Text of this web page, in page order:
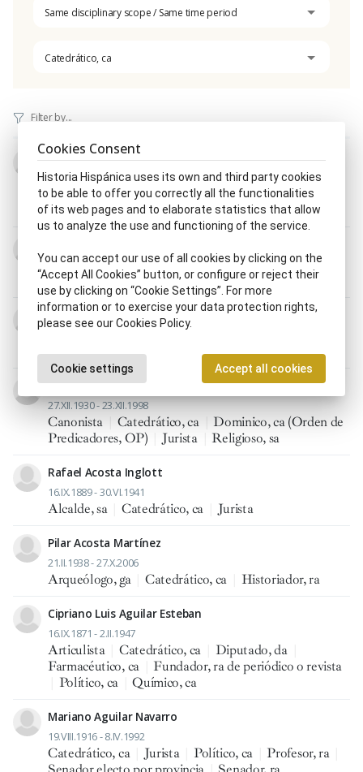
Same disciplinary scope / Same time period
Catedrático, ca
Manuel Abejón Adámez
27.II.1940 - 13.XII.2022
Catedrático, ca |Diputado, da parlamentario, ria
Ingeniero aeronáutico|Político, ca
19.V.1933 - 17.XII.2023
Catedrático, ca| Filósofo, fa
Ángel Abós Ferrer
Catedrático, ca|Higienista|Médico, ca
José Luis Acebal Lujan
27.XII.1930 - 23.XII.1998
Canonista Catedrático, ca
Dominico, ca (Orden de
Predicadores, OP)
Jurista Religioso, sa
Rafael Acosta Inglott
16.IX.1889 - 30.VI.1941
Alcalde, sa Catedrático, ca Jurista
Pilar Acosta Martínez
21.II.1938 - 27.X.2006
Arqueólogo, ga Catedrático, ca Historiador, ra
Cipriano Luis Aguilar Esteban
16.IX.1871 - 2.II.1947
Articulista Catedrático, ca Diputado, da
Farmacéutico, ca
Fundador, ra de periódico o revista
Político, ca Químico, ca
Mariano Aguilar Navarro
19.VIII.1916 - 8.IV.1992
Catedrático, ca Jurista Político, ca Profesor, ra
Cookies Consent
Historia Hispánica uses its own and third party cookies
to be able to offer you correctly all the functionalities
of its web pages and to elaborate statistics that allow
us to analyze the use and functioning of the service.
You can accept our use of all cookies by clicking on the
“Accept All Cookies” button, or configure or reject their
use by clicking on “Cookie Settings”. For more
information or to exercise your data protection rights,
please see our Cookies Policy.
Cookie settings Accept all cookies